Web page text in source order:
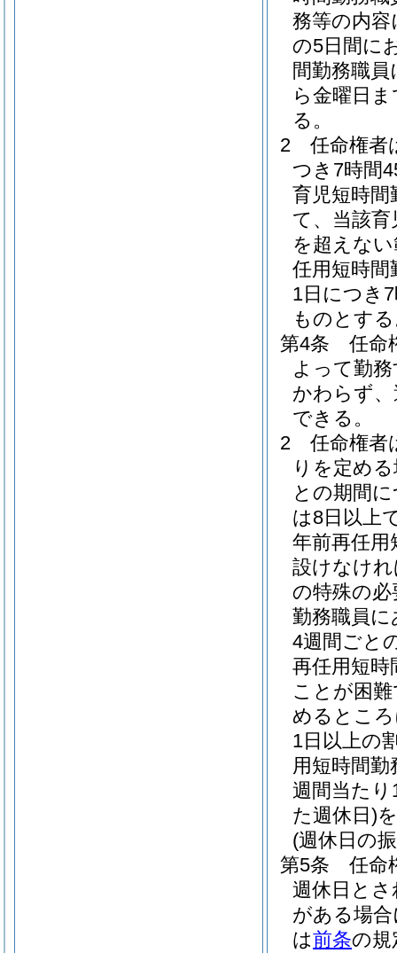
務等の内
の5日間に
間勤務職
ら金曜日
る。
2
任命権者
つき7時間
育児短時
て、当該
を超えな
任用短時
1日につき
ものとす
第4条
任命
よって勤
かわらず
できる。
2
任命権者
りを定め
との期間
は8日以上
年前再任用
設けなけ
の特殊の必
勤務職員に
4週間ごと
再任用短時
ことが困
めるとこ
1日以上の
用短時間
週間当た
た週休日)
(週休日の
第5条
任命
週休日と
がある場
は前条の規